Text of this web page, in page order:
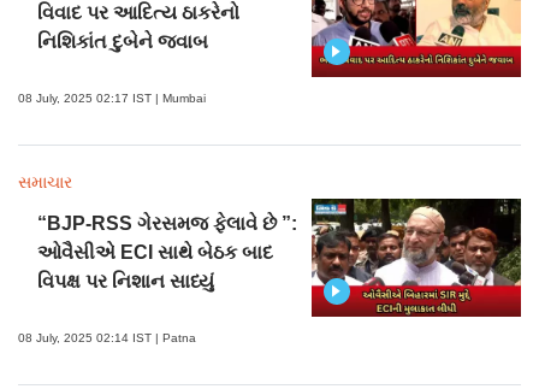
વિવાદ પર આદિત્ય ઠાકરેનો
નિશિકાંત દુબેને જવાબ
08 July, 2025 02:17 IST | Mumbai
સમાચાર
“BJP-RSS ગેરસમજ ફેલાવે છે ”:
ઓવૈસીએ ECI સાથે બેઠક બાદ
વિપક્ષ પર નિશાન સાધ્યું
08 July, 2025 02:14 IST | Patna